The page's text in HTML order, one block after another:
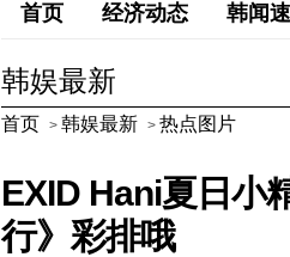
首页 经济动态 韩闻
韩娱最新
首页 > 韩娱最新 > 热点图片
EXID Hani夏日小
行》彩排哦